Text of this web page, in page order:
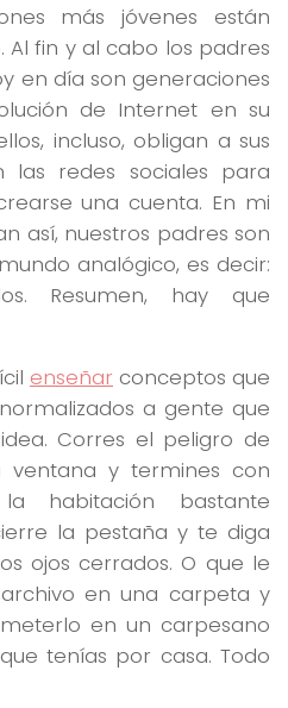
más jóvenes están
fin y al cabo los padres
en día son generaciones
de Internet en su
incluso, obligan a sus
las redes sociales para
una cuenta. En mi
así, nuestros padres son
analógico, es decir:
Resumen, hay que
enseñar conceptos que
a gente que
Corres el peligro de
y termines con
habitación bastante
la pestaña y te diga
ojos cerrados. O que le
en una carpeta y
en un carpesano
tenías por casa. Todo